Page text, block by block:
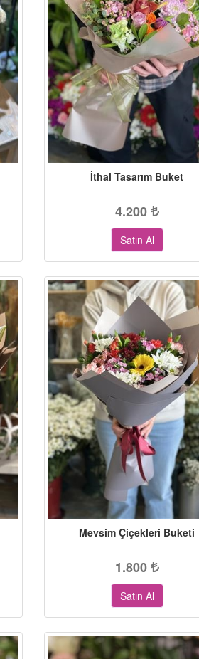
İthal Tasarım Buket
4.200
Satın Al
Mevsim Çiçekleri Buketi
1.800
Satın Al